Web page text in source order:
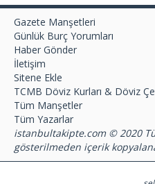
Günlük Burç Yorumları
Haber Gönder
İletişim
Sitene Ekle
TCMB Döviz Kurları & Döviz
Tüm Manşetler
Tüm Yazarlar
istanbultakipte.com © 2020
gösterilmeden içerik